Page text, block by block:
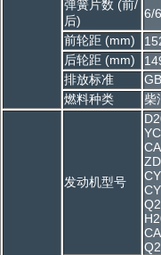
弹簧片数 (前/
后)
6/
前轮距 (mm)
后轮距 (mm)
排放标准
燃料种类
柴
发动机型号